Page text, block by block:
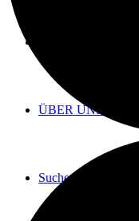
ÜBER UNS
Suche